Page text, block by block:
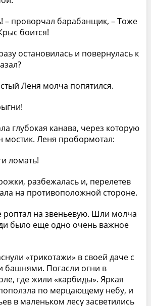
– проворчал барабанщик, – Тоже
боится!
остановилась и повернулась к
Леня молча попятился.
глубокая канава, через которую
Леня пробормотал:
ломать!
разбежалась и, перелетев
на противоположной стороне.
роптал на звеньевую. Шли молча
было еще одно очень важное
«трикотажи» в своей даче с
башнями. Погасли огни в
где жили «карбиды». Яркая
по мерцающему небу, и
в маленьком лесу засветились